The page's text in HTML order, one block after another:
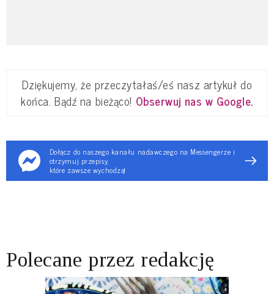
Dziękujemy, że przeczytałaś/eś nasz artykuł do
końca. Bądź na bieżąco! Obserwuj nas w Google.
Dołącz do naszego kanału nadawczego na Messengerze i
otrzymuj przepisy,
które zawsze wychodzą!
Polecane przez redakcję